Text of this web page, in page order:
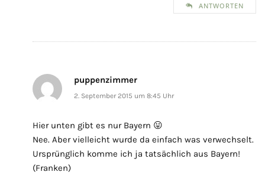
ANTWORTEN
puppenzimmer
2. September 2015 um 8:45 Uhr
Hier unten gibt es nur Bayern 😛
Nee. Aber vielleicht wurde da einfach was verwechselt.
Ursprünglich komme ich ja tatsächlich aus Bayern!
(Franken)